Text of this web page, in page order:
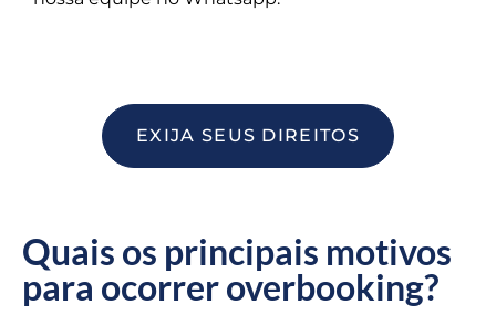
EXIJA SEUS DIREITOS
Quais os principais motivos
para ocorrer overbooking?